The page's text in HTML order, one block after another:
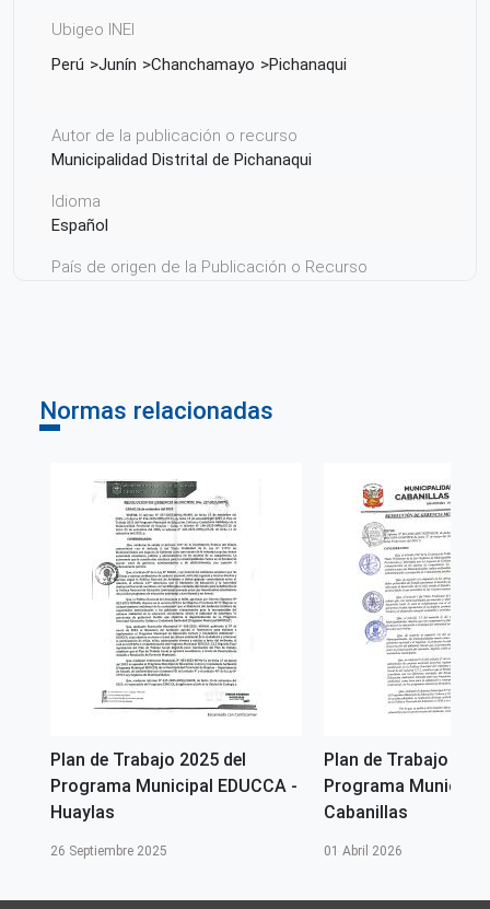
Ubigeo INEI
Perú
Junín Chanchamayo Pichanaqui
Autor de la publicación o recurso
Municipalidad Distrital de Pichanaqui
Idioma
Español
País de origen de la Publicación o Recurso
Normas relacionadas
Plan de Trabajo 2025 del
Programa Municipal EDUCCA -
Huaylas
26 Septiembre 2025
Plan de Trabajo
Programa Municipal
Cabanillas
01 Abril 2026